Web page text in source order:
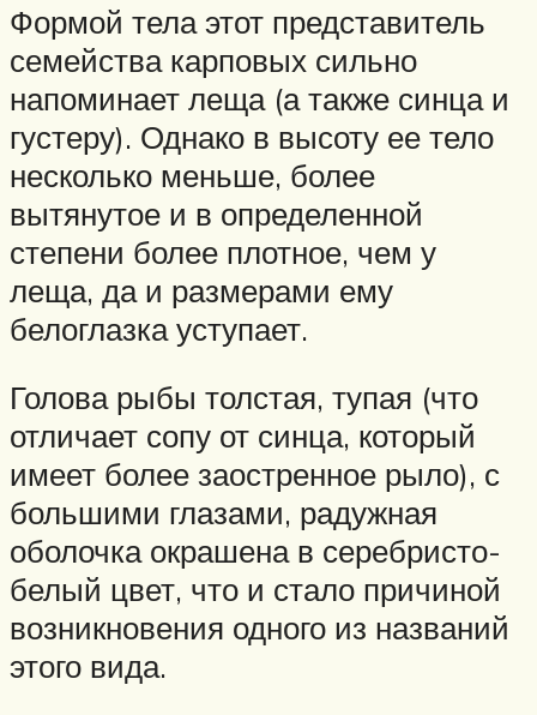
Формой тела этот представитель
семейства карповых сильно
напоминает леща (а также синца и
густеру). Однако в высоту ее тело
несколько меньше, более
вытянутое и в определенной
степени более плотное, чем у
леща, да и размерами ему
белоглазка уступает.
Голова рыбы толстая, тупая (что
отличает сопу от синца, который
имеет более заостренное рыло), с
большими глазами, радужная
оболочка окрашена в серебристо-
белый цвет, что и стало причиной
возникновения одного из названий
этого вида.